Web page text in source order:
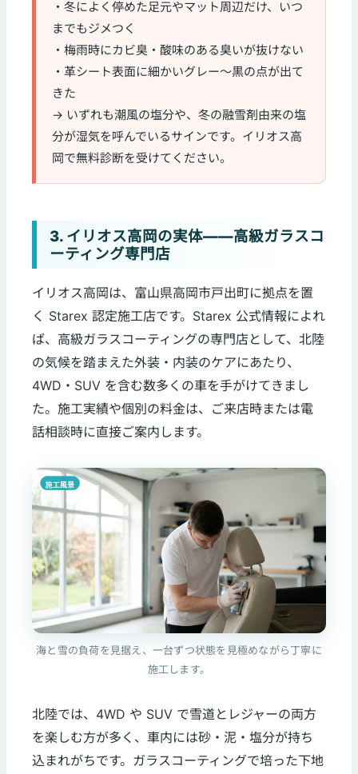
・冬によく停めた足元やマット周辺だけ、いつ
までもジメつく
・梅雨時にカビ臭・酸味のある臭いが抜けない
・革シート表面に細かいグレー〜黒の点が出て
きた
→ いずれも潮風の塩分や、冬の融雪剤由来の塩
分が湿気を呼んでいるサインです。イリオス高
岡で無料診断を受けてください。
3. イリオス高岡の実体——高級ガラスコ
ーティング専門店
イリオス高岡は、富山県高岡市戸出町に拠点を置
く Starex 認定施工店です。Starex 公式情報によれ
ば、高級ガラスコーティングの専門店として、北陸
の気候を踏まえた外装・内装のケアにあたり、
4WD・SUV を含む数多くの車を手がけてきまし
た。施工実績や個別の料金は、ご来店時または電
話相談時に直接ご案内します。
海と雪の負荷を見据え、一台ずつ状態を見極めながら丁寧に
施工します。
北陸では、4WD や SUV で雪道とレジャーの両方
を楽しむ方が多く、車内には砂・泥・塩分が持ち
込まれがちです。ガラスコーティングで培った下地